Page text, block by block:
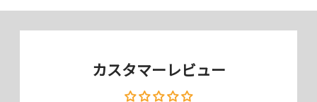
日本メーカー、AGC社製の強化ガラ
ス採用
強化ガラスで圧倒的な実績を誇るAGC社製のソーダライム強化ガラスを
使用し、高い強度と品質で安心してお使いいただけます。
カスタマーレビュー